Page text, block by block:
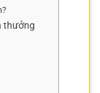
thưởng